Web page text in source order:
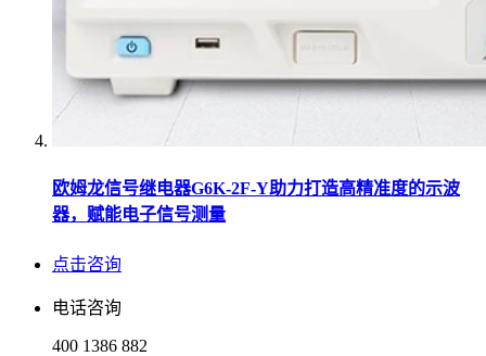
欧姆龙信号继电器G6K-2F-Y助力打造高精准度的示波
器，赋能电子信号测量
点击咨询
电话咨询
400 1386 882